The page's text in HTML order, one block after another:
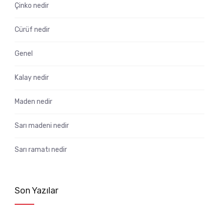
Çinko nedir
Cürüf nedir
Genel
Kalay nedir
Maden nedir
Sarı madeni nedir
Sarı ramatı nedir
Son Yazılar